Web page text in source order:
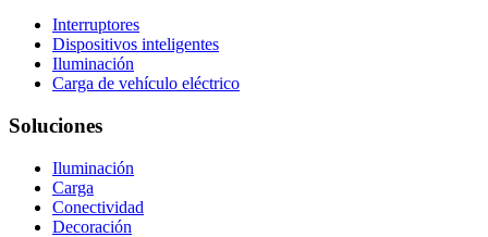
Interruptores
Dispositivos inteligentes
Iluminación
Carga de vehículo eléctrico
Soluciones
Iluminación
Carga
Conectividad
Decoración